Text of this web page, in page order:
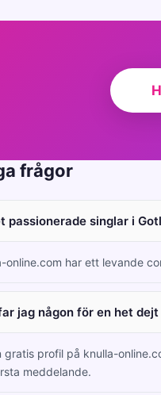
frågor
passionerade singlar i
online.com har ett levande
jag någon för en het dejt
gratis profil på knulla-
meddelande.